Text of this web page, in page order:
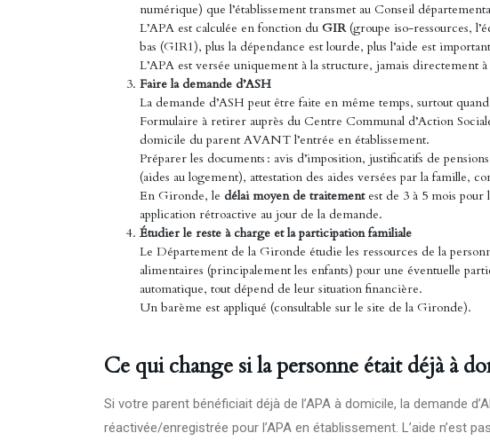
numérique) que l’établissement transmet au Conseil
L’APA est calculée en fonction du GIR(groupe iso-ressources,
bas (GIR1), plus la dépendance est lourde, plus l’aide est
L’APA est versée uniquement à la structure, jamais directement à
Faire la demande d’ASH
La demande d’ASH peut être faite en même temps, surtout
Formulaire à retirer auprès du Centre Communal d’Action
domicile du parent AVANT l’entrée en établissement.
Préparer les documents : avis d’imposition, justificatifs de
(aides au logement), attestation des aides versées par la famille,
En Gironde, le délai moyen de traitementest de 3 à 5 mois pour
application rétroactive au jour de la demande.
Étudier le reste à charge et la participation familiale
Le Département de la Gironde étudie les ressources de la
alimentaires (principalement les enfants) pour une éventuelle
automatique, tout dépend de leur situation financière.
Un barème est appliqué (consultable sur le site de la Gironde).
Ce qui change si la personne était déjà à
Si votre parent bénéficiait déjà de l’APA à domicile, la demande
réactivée/enregistrée pour l’APA en établissement. L’aide n’est